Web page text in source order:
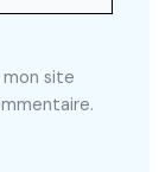
site